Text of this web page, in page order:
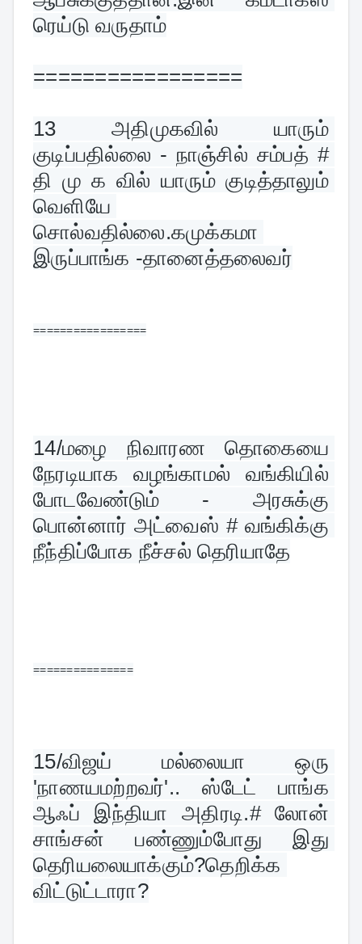
ரெய்டு வருதாம்
=================
13 அதிமுகவில் யாரும்
குடிப்பதில்லை - நாஞ்சில் சம்பத் #
தி மு க வில் யாரும் குடித்தாலும்
வெளியே
சொல்வதில்லை.கமுக்கமா
இருப்பாங்க -தானைத்தலைவர்
=================
14/மழை நிவாரண தொகையை
நேரடியாக வழங்காமல் வங்கியில்
போடவேண்டும் - அரசுக்கு
பொன்னார் அட்வைஸ் # வங்கிக்கு
நீந்திப்போக நீச்சல் தெரியாதே
===============
15/விஜய் மல்லையா ஒரு
'நாணயமற்றவர்'.. ஸ்டேட் பாங்க
ஆஃப் இந்தியா அதிரடி.# லோன்
சாங்சன் பண்ணும்போது இது
தெரியலையாக்கும்?தெறிக்க
விட்டுட்டாரா?